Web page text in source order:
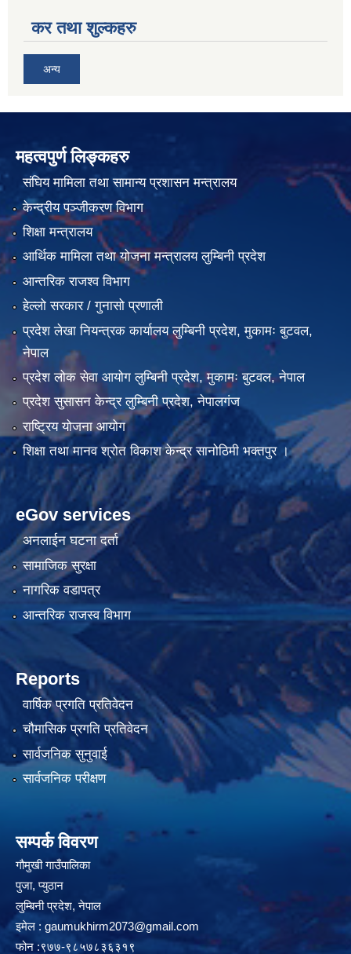
कर तथा शुल्कहरु
अन्य
महत्वपुर्ण लिङ्कहरु
संघिय मामिला तथा सामान्य प्रशासन मन्त्रालय
केन्द्रीय पञ्जीकरण विभाग
शिक्षा मन्त्रालय
आर्थिक मामिला तथा योजना मन्त्रालय लुम्बिनी प्रदेश
आन्तरिक राजश्व विभाग
हेल्लो सरकार / गुनासो प्रणाली
प्रदेश लेखा नियन्त्रक कार्यालय लुम्बिनी प्रदेश, मुकामः बुटवल,
नेपाल
प्रदेश लोक सेवा आयोग लुम्बिनी प्रदेश, मुकामः बुटवल, नेपाल
प्रदेश सुसासन केन्द्र लुम्बिनी प्रदेश, नेपालगंज
राष्ट्रिय योजना आयोग
शिक्षा तथा मानव श्रोत विकाश केन्द्र सानोठिमी भक्तपुर ।
eGov services
अनलाईन घटना दर्ता
सामाजिक सुरक्षा
नागरिक वडापत्र
आन्तरिक राजस्व विभाग
Reports
वार्षिक प्रगति प्रतिवेदन
चौमासिक प्रगति प्रतिवेदन
सार्वजनिक सुनुवाई
सार्वजनिक परीक्षण
सम्पर्क विवरण
गौमुखी गाउँपालिका
पुजा, प्युठान
लुम्बिनी प्रदेश, नेपाल
इमेल : gaumukhirm2073@gmail.com
फोन :९७७-९८५७८३६३१९